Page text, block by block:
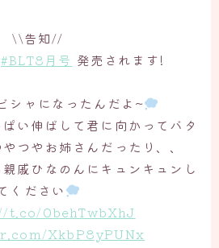
\\告知//
#BLT8月号 発売されます!
シャになったんだよ~
い伸ばして君に向かってバタ
つやお姉さんだったり、、
戚ひなのんにキュンキュンし
ください
t.co/0behTwbXhJ
XkbP8yPUNx